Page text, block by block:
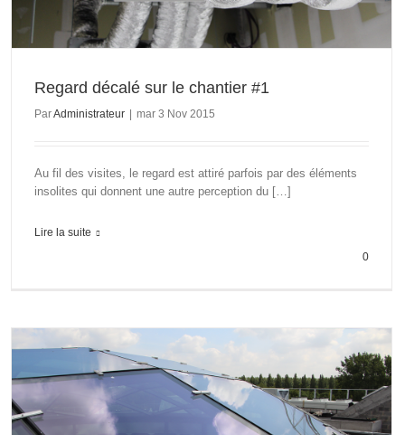
Regard décalé sur le chantier #1
ParAdministrateur | mar 3 Nov 2015
Au fil des visites, le regard est attiré parfois par des éléments
insolites qui donnent une autre perception du […]
Lire la suite
0